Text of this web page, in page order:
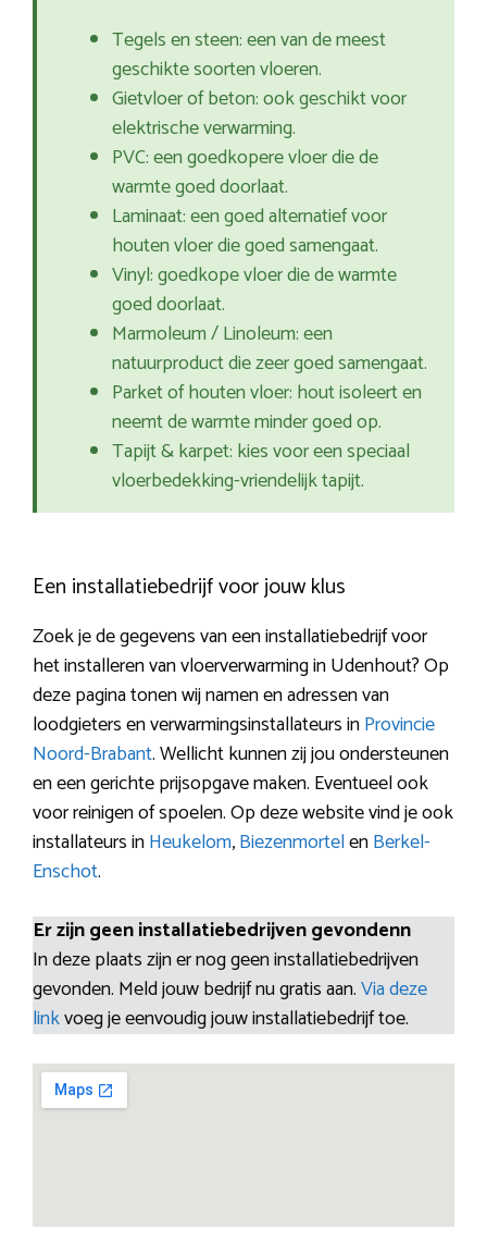
Tegels en steen: een van de meest
geschikte soorten vloeren.
Gietvloer of beton: ook geschikt voor
elektrische verwarming.
PVC: een goedkopere vloer die de
warmte goed doorlaat.
Laminaat: een goed alternatief voor
houten vloer die goed samengaat.
Vinyl: goedkope vloer die de warmte
goed doorlaat.
Marmoleum / Linoleum: een
natuurproduct die zeer goed samengaat.
Parket of houten vloer: hout isoleert en
neemt de warmte minder goed op.
Tapijt & karpet: kies voor een speciaal
vloerbedekking-vriendelijk tapijt.
Een installatiebedrijf voor jouw klus
Zoek je de gegevens van een installatiebedrijf voor
het installeren van vloerverwarming in Udenhout? Op
deze pagina tonen wij namen en adressen van
loodgieters en verwarmingsinstallateurs inProvincie
Noord-Brabant. Wellicht kunnen zij jou ondersteunen
en een gerichte prijsopgave maken. Eventueel ook
voor reinigen of spoelen. Op deze website vind je ook
installateurs inHeukelom,BiezenmortelenBerkel-
Enschot.
Er zijn geen installatiebedrijven gevondenn
In deze plaats zijn er nog geen installatiebedrijven
gevonden. Meld jouw bedrijf nu gratis aan.Via deze
linkvoeg je eenvoudig jouw installatiebedrijf toe.